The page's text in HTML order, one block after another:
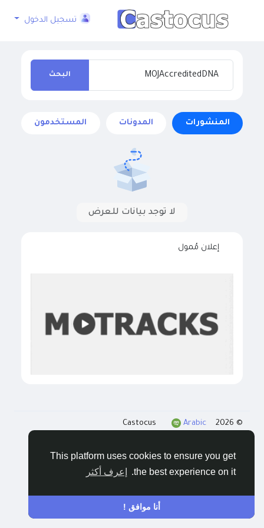
This platform uses cookies to ensure you get
the best experience on it.
إعرف أكثر
أنا موافق !
تسجيل الدخول
البحث
المنشورات المدونات المستخدمون
لا توجد بيانات للعرض
إعلان مُمول
© 2026 Castocus
Arabic